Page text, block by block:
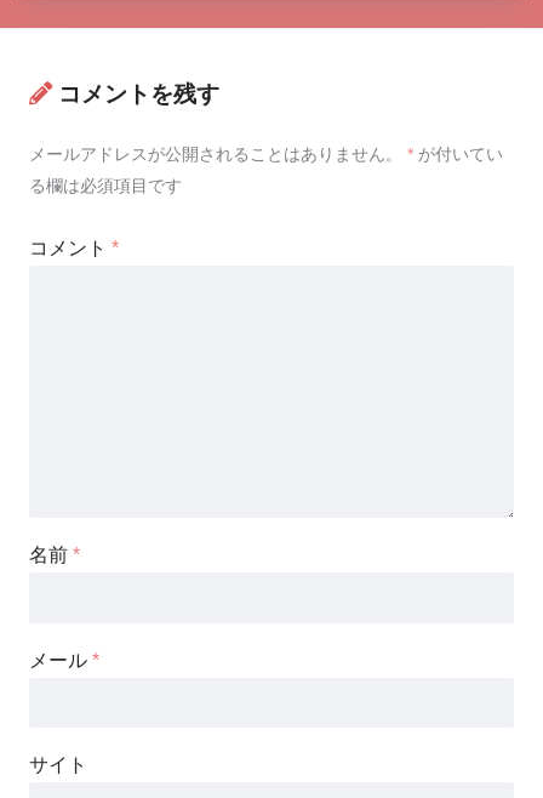
コメントを残す
メールアドレスが公開されることはありません。 * が付いてい
る欄は必須項目です
コメント *
名前 *
メール *
サイト